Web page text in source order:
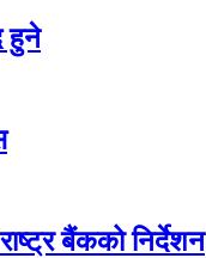
हुने
बैंकको निर्देशन